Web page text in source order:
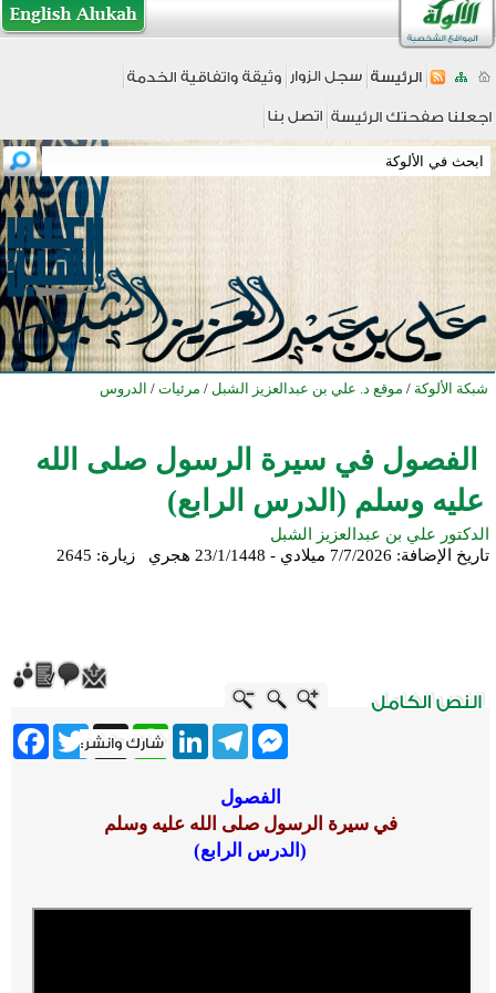
شبكة الألوكة / موقع د. علي بن عبدالعزيز الشبل / مرئيات / الدروس
الفصول في سيرة الرسول صلى الله
عليه وسلم (الدرس الرابع)
الدكتور علي بن عبدالعزيز الشبل
تاريخ الإضافة: 7/7/2026 ميلادي - 23/1/1448 هجري زيارة: 2645
Twitter X
WhatsApp
LinkedInTelegram
Messenger
الفصول
في سيرة الرسول صلى الله عليه وسلم
(الدرس الرابع)